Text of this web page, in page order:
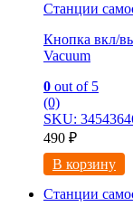
Станции
Кнопка вкл/
Vacuum
0 out of 5
(0)
SKU:
490 ₽
В корзину
Станции